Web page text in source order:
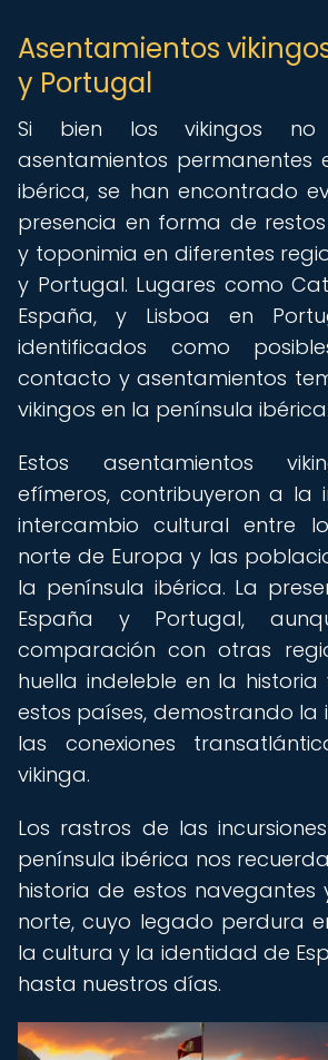
Asentamientos
y Portugal
Si bien los vikingos no
asentamientos permanentes
ibérica, se han encontrado
presencia en forma de
y toponimia en diferentes
y Portugal. Lugares como
España, y Lisboa en
identificados como
contacto y asentamientos
vikingos en la península ibérica.
Estos asentamientos
efímeros, contribuyeron a la
intercambio cultural entre
norte de Europa y las
la península ibérica. La
España y Portugal,
comparación con otras
huella indeleble en la
estos países, demostrando
las conexiones
vikinga.
Los rastros de las
península ibérica nos
historia de estos navegantes
norte, cuyo legado perdura
la cultura y la identidad de
hasta nuestros días.